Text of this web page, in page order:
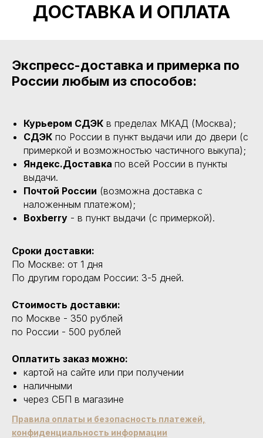
ДОСТАВКА И ОПЛАТА
Экспресс-доставка и примерка по
России любым из способов:
Курьером СДЭК в пределах МКАД (Москва);
СДЭК по России в пункт выдачи или до двери (с
примеркой и возможностью частичного выкупа);
Яндекс.Доставка по всей России в пункты
выдачи.
Почтой России (возможна доставка с
наложенным платежом);
Boxberry - в пункт выдачи (с примеркой).
Сроки доставки:
По Москве: от 1 дня
По другим городам России: 3-5 дней.
Стоимость доставки:
по Москве - 350 рублей
по России - 500 рублей
Оплатить заказ можно:
картой на сайте или при получении
наличными
через СБП в магазине
Правила оплаты и безопасность платежей,
конфиденциальность информации